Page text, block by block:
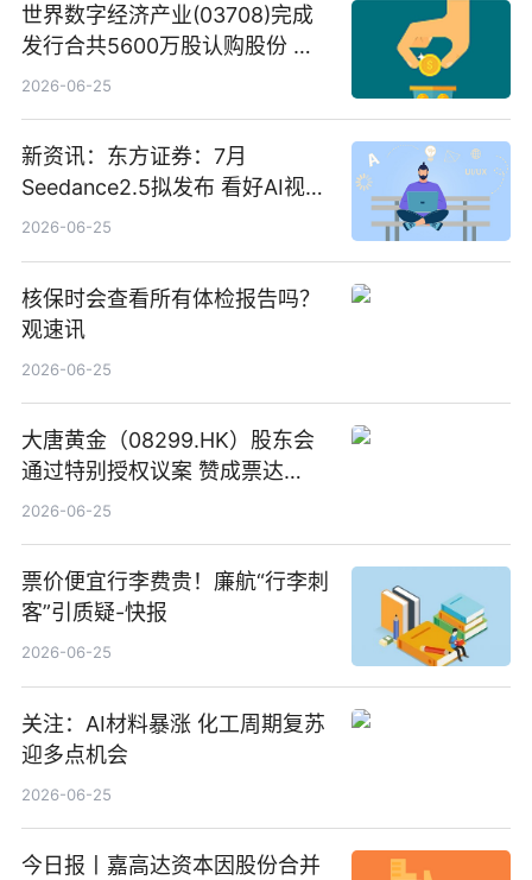
世界数字经济产业(03708)完成
发行合共5600万股认购股份 净
筹约1007万港元 独家焦点
2026-06-25
新资讯：东方证券：7月
Seedance2.5拟发布 看好AI视频
创作工作流进一步提效
2026-06-25
核保时会查看所有体检报告吗？
观速讯
2026-06-25
大唐黄金（08299.HK）股东会
通过特别授权议案 赞成票达
100%_新动态
2026-06-25
票价便宜行李费贵！廉航“行李刺
客”引质疑-快报
2026-06-25
关注：AI材料暴涨 化工周期复苏
迎多点机会
2026-06-25
今日报丨嘉高达资本因股份合并